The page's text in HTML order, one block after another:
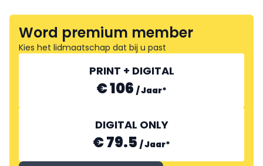
Word premium member
Kies het lidmaatschap dat bij u past
PRINT + DIGITAL
€ 106 /Jaar*
DIGITAL ONLY
€ 79.5 /Jaar*